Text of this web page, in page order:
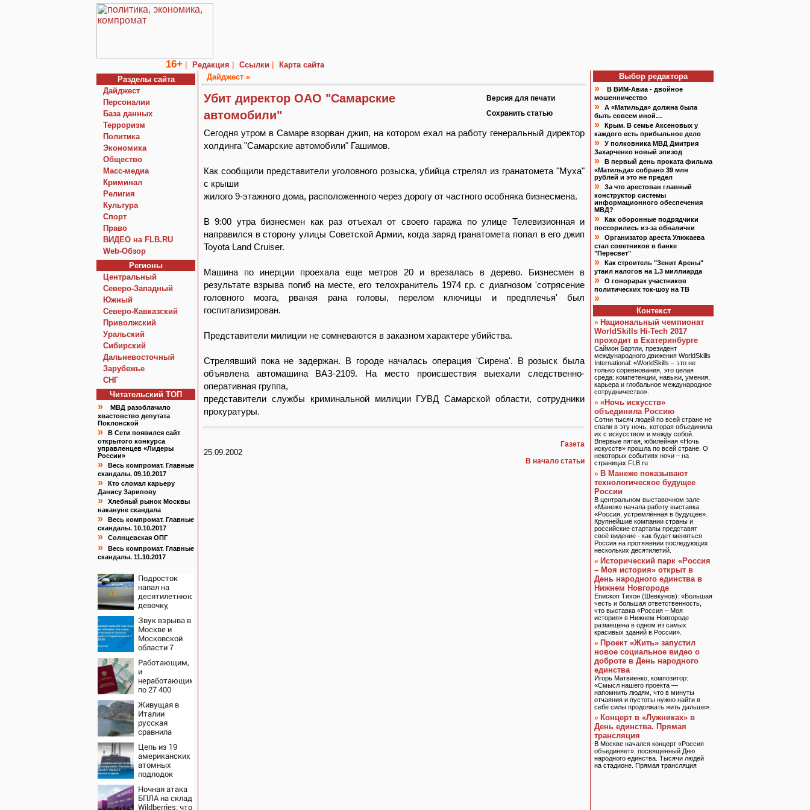
16+ | Редакция | Ссылки |
Карта сайта
Разделы сайта
Дайджест
Персоналии
База данных
Терроризм
Политика
Экономика
Общество
Macc-медиа
Криминал
Религия
Культура
Спорт
Право
ВИДЕО на FLB.RU
Web-Обзор
Регионы
Центральный
Северо-Западный
Южный
Северо-Кавказский
Приволжский
Уральский
Сибирский
Дальневосточный
Зарубежье
СНГ
Читательский TOП
»
МВД разоблачило
хвастовство депутата
Поклонской
»
В Сети появился сайт
открытого конкурса
управленцев «Лидеры
России»
»
Весь компромат. Главные
скандалы. 09.10.2017
»
Кто сломал карьеру
Данису Зарипову
»
Хлебный рынок Москвы
накануне скандала
»
Весь компромат. Главные
скандалы. 10.10.2017
» Солнцевская ОПГ
»
Весь компромат. Главные
скандалы. 11.10.2017
Подросток
напал на
десятилетнюю
девочку,
квартиру
Звук взрыва в
Москве и
Московской
области 7
года: Причины,
источник,
откуда был
громкий
хлопок
Работающим,
и
неработающим:
по 27 400
пенсионерам в
сентябре -
PrimaMedia.ru
Живущая в
Италии
русская
сравнила
Европе и в
Крыму
Цепь из 19
американских
атомных
подлодок
Россию и
Китай: это
Ночная атака
БПЛА на склад
Wildberries: что
Дайджест »
Убит директор ОАО "Самарские
автомобили"
Версия для печати
Сохранить статью
Сегодня утром в Самаре взорван джип, на котором ехал на работу генеральный директор
холдинга "Самарские автомобили" Гашимов.
Как сообщили представители уголовного розыска, убийца стрелял из гранатомета "Муха"
с крыши
жилого 9-этажного дома, расположенного через дорогу от частного особняка бизнесмена.
В 9:00 утра бизнесмен как раз отъехал от своего гаража по улице Телевизионная и
направился в сторону улицы Советской Армии, когда заряд гранатомета попал в его джип
Toyota Land Cruiser.
Машина по инерции проехала еще метров 20 и врезалась в дерево. Бизнесмен в
результате взрыва погиб на месте, его телохранитель 1974 г.р. с диагнозом 'сотрясение
головного мозга, рваная рана головы, перелом ключицы и предплечья' был
госпитализирован.
Представители милиции не сомневаются в заказном характере убийства.
Стрелявший пока не задержан. В городе началась операция 'Сирена'. В розыск была
объявлена автомашина ВАЗ-2109. На место происшествия выехали следственно-
оперативная группа,
представители службы криминальной милиции ГУВД Самарской области, сотрудники
прокуратуры.
25.09.2002
Газета
В начало статьи
Выбор редактора
»
В ВИМ-Авиа - двойное
мошенничество
»
А «Матильда» должна была
быть совсем иной…
»
Крым. В семье Аксеновых у
каждого есть прибыльное дело
»
У полковника МВД Дмитрия
Захарченко новый эпизод
»
В первый день проката фильма
«Матильда» собрано 39 млн
рублей и это не предел
»
За что арестован главный
конструктор системы
информационного обеспечения
МВД?
»
Как оборонные подрядчики
поссорились из-за обналички
»
Организатор ареста Улюкаева
стал советников в банке
"Пересвет"
»
Как строитель "Зенит Арены"
утаил налогов на 1.3 миллиарда
»
О гонорарах участников
политических ток-шоу на ТВ
»
Контекст
» Национальный чемпионат
WorldSkills Hi-Tech 2017
проходит в Екатеринбурге
Саймон Бартли, президент
международного движения WorldSkills
International: «WorldSkills – это не
только соревнования, это целая
среда: компетенции, навыки, умения,
карьера и глобальное международное
сотрудничество».
» «Ночь искусств»
объединила Россию
Сотни тысяч людей по всей стране не
спали в эту ночь, которая объединила
их с искусством и между собой.
Впервые пятая, юбилейная «Ночь
искусств» прошла по всей стране. О
некоторых событиях ночи – на
страницах FLB.ru
» В Манеже показывают
технологическое будущее
России
В центральном выставочном зале
«Манеж» начала работу выставка
«Россия, устремлённая в будущее».
Крупнейшие компании страны и
российские стартапы представят
своё видение - как будет меняться
Россия на протяжении последующих
нескольких десятилетий.
» Исторический парк «Россия
– Моя история» открыт в
День народного единства в
Нижнем Новгороде
Епископ Тихон (Шевкунов): «Большая
честь и большая ответственность,
что выставка «Россия – Моя
история» в Нижнем Новгороде
размещена в одном из самых
красивых зданий в России».
» Проект «Жить» запустил
новое социальное видео о
доброте в День народного
единства
Игорь Матвиенко, композитор:
«Смысл нашего проекта —
напомнить людям, что в минуты
отчаяния и пустоты нужно найти в
себе силы продолжать жить дальше».
» Концерт в «Лужниках» в
День единства. Прямая
трансляция
В Москве начался концерт «Россия
объединяет», посвященный Дню
народного единства. Тысячи людей
на стадионе. Прямая трансляция